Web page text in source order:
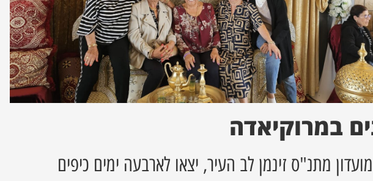
במרוקיאדה
מתנ"ס זינמן לב העיר, יצאו לארבעה ימים כיפים